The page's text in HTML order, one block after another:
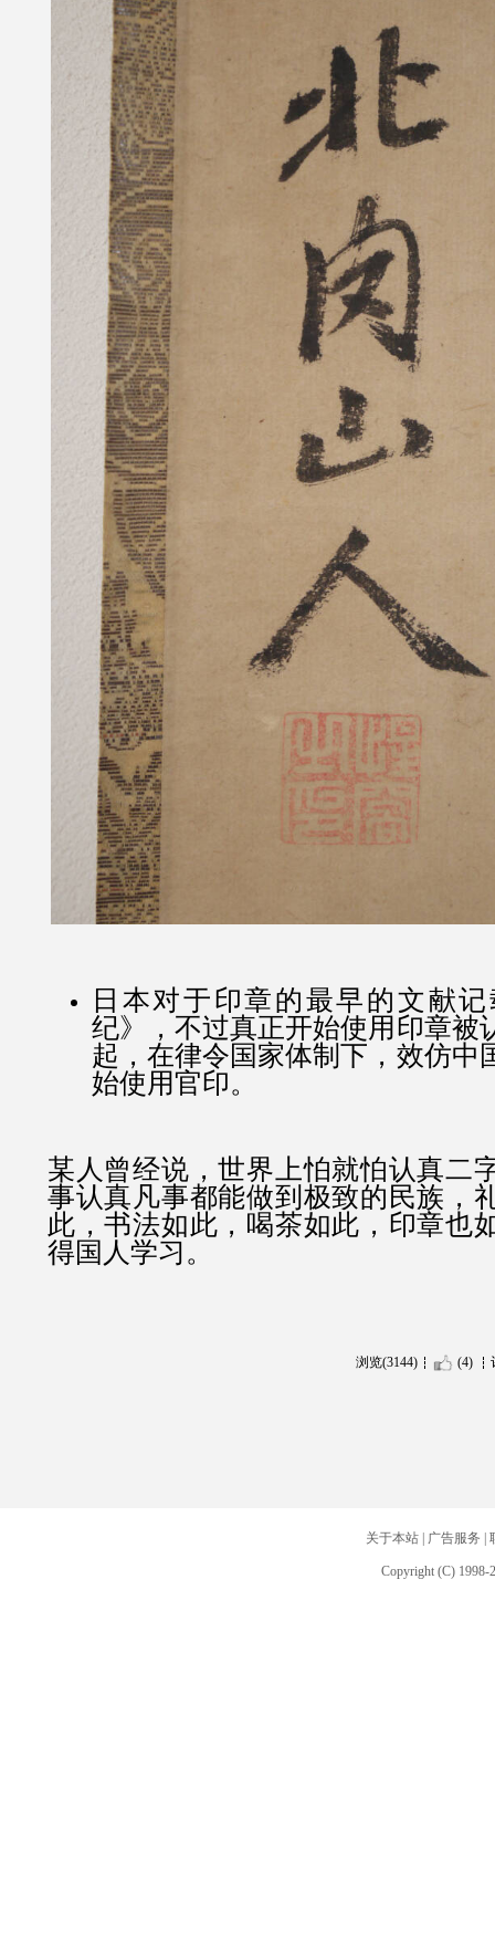
日本对于印章的最早的文献
纪》，不过真正开始使用印章被
起，在律令国家体制下，效仿中
始使用官印。
某人曾经说，世界上怕就怕认真二
事认真凡事都能做到极致的民族，
此，书法如此，喝茶如此，印章也
得国人学习。
浏览(3144) (4)
关于本站| 广告服务
Copyright (C) 1998-